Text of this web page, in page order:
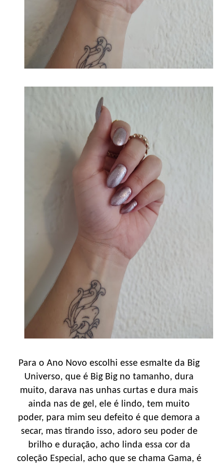
Para o Ano Novo escolhi esse esmalte da Big
Universo, que é Big Big no tamanho, dura
muito, darava nas unhas curtas e dura mais
ainda nas de gel, ele é lindo, tem muito
poder, para mim seu defeito é que demora a
secar, mas tirando isso, adoro seu poder de
brilho e duração, acho linda essa cor da
coleção Especial, acho que se chama Gama, é